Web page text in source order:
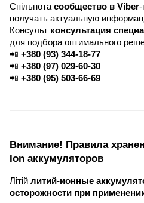
Спільнота сообщество в Viber-
получать актуальную
Консульт консультация
для подбора оптимального
📲 +380 (93) 344-18-77
📲 +380 (97) 029-60-30
📲 +380 (95) 503-66-69
Внимание! Правила
Ion аккумуляторов
Літій литий-ионные
осторожности при